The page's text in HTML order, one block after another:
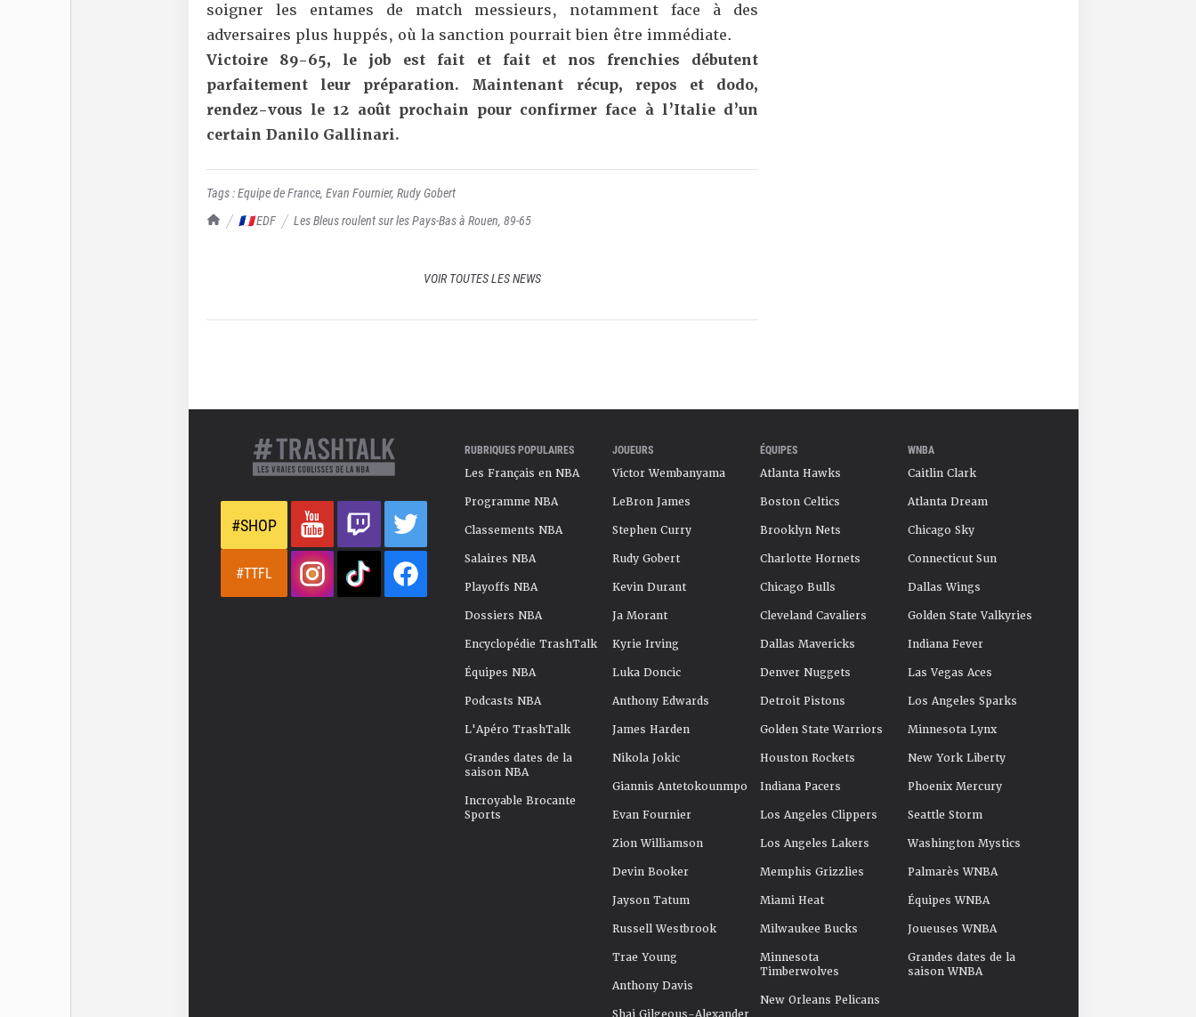
TrashTalk Actu NBA
🇫🇷 EDF Les Bleus roulent sur les Pays-Bas à Rouen, 89-65
soigner les entames de match messieurs, notamment face à des
adversaires plus huppés, où la sanction pourrait bien être immédiate.
Victoire 89-65, le job est fait et fait et nos frenchies débutent
parfaitement leur préparation. Maintenant récup, repos et dodo,
rendez-vous le 12 août prochain pour confirmer face à l’Italie d’un
certain Danilo Gallinari.
Tags :Equipe de France, Evan Fournier, Rudy Gobert
VOIR TOUTES LES NEWS
#SHOP
#TTFL
RUBRIQUES POPULAIRES
Les Français en NBA
Programme NBA
Classements NBA
Salaires NBA
Playoffs NBA
Dossiers NBA
Encyclopédie TrashTalk
Équipes NBA
Podcasts NBA
L'Apéro TrashTalk
Grandes dates de la
saison NBA
Incroyable Brocante
Sports
JOUEURS
Victor Wembanyama
LeBron James
Stephen Curry
Rudy Gobert
Kevin Durant
Ja Morant
Kyrie Irving
Luka Doncic
Anthony Edwards
James Harden
Nikola Jokic
Giannis Antetokounmpo
Evan Fournier
Zion Williamson
Devin Booker
Jayson Tatum
Russell Westbrook
Trae Young
Anthony Davis
ÉQUIPES
Atlanta Hawks
Boston Celtics
Brooklyn Nets
Charlotte Hornets
Chicago Bulls
Cleveland Cavaliers
Dallas Mavericks
Denver Nuggets
Detroit Pistons
Golden State Warriors
Houston Rockets
Indiana Pacers
Los Angeles Clippers
Los Angeles Lakers
Memphis Grizzlies
Miami Heat
Milwaukee Bucks
Minnesota
Timberwolves
New Orleans Pelicans
WNBA
Caitlin Clark
Atlanta Dream
Chicago Sky
Connecticut Sun
Dallas Wings
Golden State Valkyries
Indiana Fever
Las Vegas Aces
Los Angeles Sparks
Minnesota Lynx
New York Liberty
Phoenix Mercury
Seattle Storm
Washington Mystics
Palmarès WNBA
Équipes WNBA
Joueuses WNBA
Grandes dates de la
saison WNBA